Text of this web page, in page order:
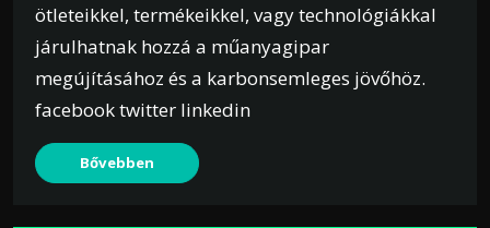
ötleteikkel, termékeikkel, vagy technológiákkal
járulhatnak hozzá a műanyagipar
megújításához és a karbonsemleges jövőhöz.
facebook twitter linkedin
Bővebben